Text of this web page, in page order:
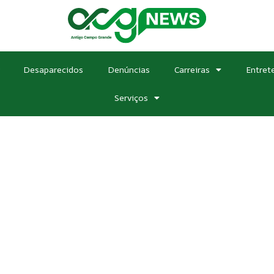
Desaparecidos Denúncias Carreiras
Serviços